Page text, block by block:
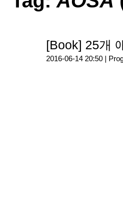
[Book] 25개
2016-06-14 20:50 |